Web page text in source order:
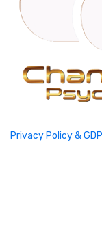
Privacy Policy &